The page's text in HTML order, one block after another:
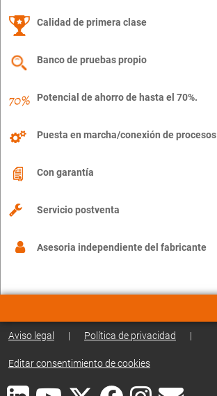
Calidad de primera clase
Banco de pruebas propio
Potencial de ahorro de hasta el 70%.
Puesta en marcha/conexión de procesos
Con garantía
Servicio postventa
Asesoria independiente del fabricante
Aviso legal | Política de privacidad |
Editar consentimiento de cookies